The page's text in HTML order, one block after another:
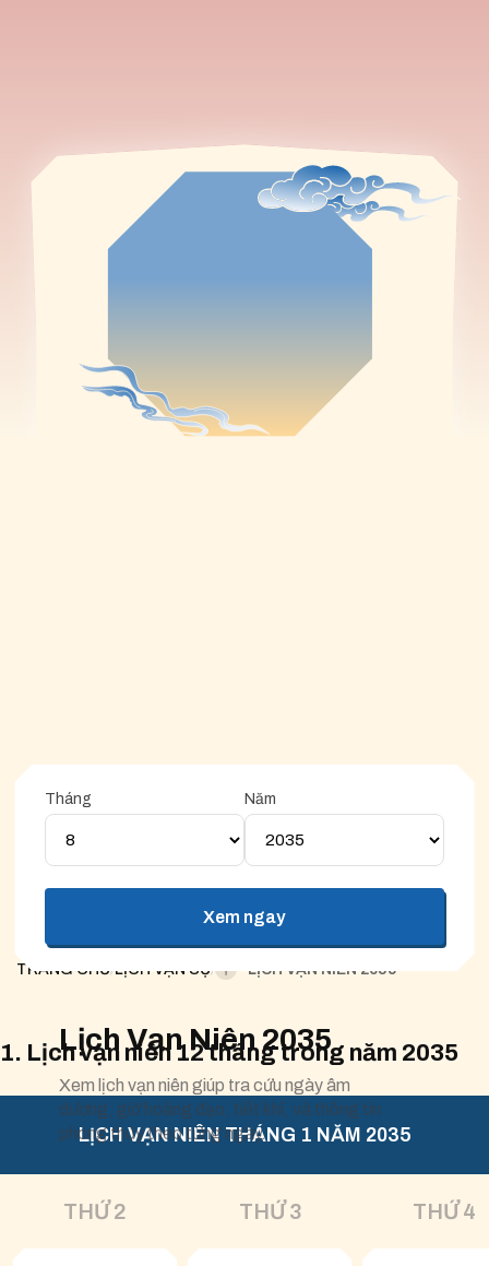
TRANG CHỦ/LỊCH VẠN SỰ/ LỊCH VẠN NIÊN 2035
Lịch Vạn Niên 2035
Xem lịch vạn niên giúp tra cứu ngày âm
dương, giờ hoàng đạo, tiết khí, và thông tin
phong thủy theo từng ngày.
Tháng Năm
Xem ngay
Ngày hoàng đạo
Ghi chú: Ngày tốt sẽ chấm màu cam. Ngày xấu sẽ chấm màu
xám
1. Lịch vạn niên 12 tháng trong năm 2035
LỊCH VẠN NIÊN THÁNG 1 NĂM 2035
THỨ 2 THỨ 3 THỨ 4